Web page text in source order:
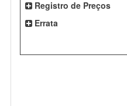
Registro de Preços
Errata